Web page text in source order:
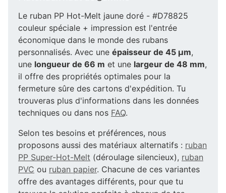
Le ruban PP Hot-Melt jaune doré - #D78825
couleur spéciale + impression est l'entrée
économique dans le monde des rubans
personnalisés. Avec une épaisseur de 45 µm,
une longueur de 66 m et une largeur de 48 mm,
il offre des propriétés optimales pour la
fermeture sûre des cartons d'expédition. Tu
trouveras plus d'informations dans les données
techniques ou dans nos FAQ.
Selon tes besoins et préférences, nous
proposons aussi des matériaux alternatifs : ruban
PP Super-Hot-Melt (déroulage silencieux), ruban
PVC ou ruban papier. Chacune de ces variantes
offre des avantages différents, pour que tu